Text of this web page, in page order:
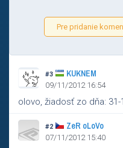
Pre pridanie
#3 KUKNEM
09/11/2012 16:54
olovo, žiadosť zo dňa: 31-
#2 ZeR oLoVo
07/11/2012 15:40